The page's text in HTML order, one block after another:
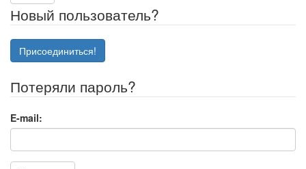
Новый пользователь?
Присоединиться!
Потеряли пароль?
E-mail: